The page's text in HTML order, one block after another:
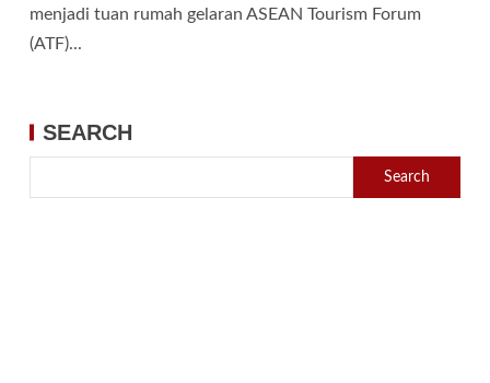
menjadi tuan rumah gelaran ASEAN Tourism Forum
(ATF)...
SEARCH
Search